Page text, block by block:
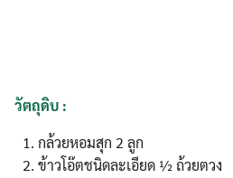
วัตถุดิบ :
กล้วยหอมสุก 2 ลูก
ข้าวโอ๊ตชนิดละเอียด ½ ถ้วยตวง